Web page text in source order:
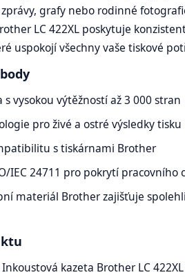
grafy nebo rodinné
LC 422XL poskytuje
uspokojí všechny vaše tiskové
vysokou výtěžností až 3 000 stran
pro živé a ostré výsledky tisku
s tiskárnami Brother
IEC 24711 pro pokrytí pracovního
materiál Brother zajišťuje
kazeta Brother LC